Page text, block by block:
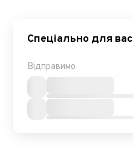
Спеціально для вас
Відправимо